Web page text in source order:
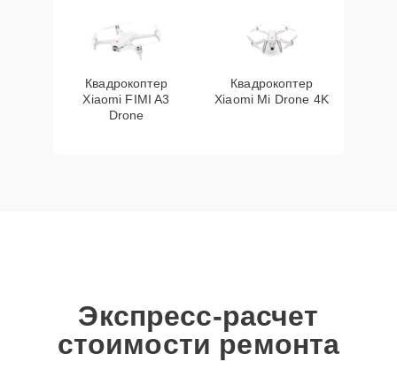
Квадрокоптер
Xiaomi FIMI A3
Drone
Квадрокоптер
Xiaomi Mi Drone 4K
Экспресс-расчет
стоимости ремонта